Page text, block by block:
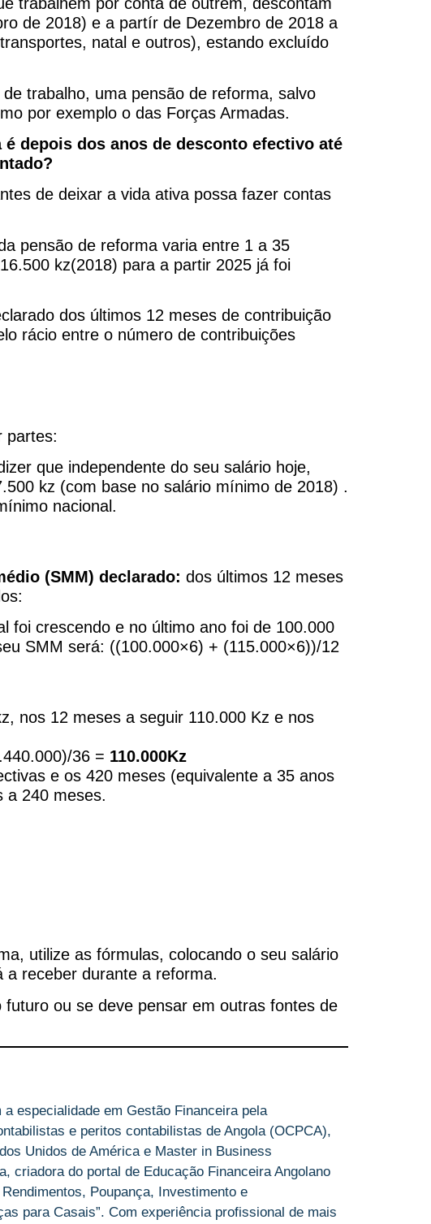
de 2018) e a partír de Dezembro de 2018 a
natal e outros), estando excluído
trabalho, uma pensão de reforma, salvo
por exemplo o das Forças Armadas.
depois dos anos de desconto efectivo até
de deixar a vida ativa possa fazer contas
pensão de reforma varia entre 1 a 35
kz(2018) para a partir 2025 já foi
dos últimos 12 meses de contribuição
rácio entre o número de contribuições
partes:
que independente do seu salário hoje,
kz (com base no salário mínimo de 2018) .
nacional.
(SMM) declarado: dos últimos 12 meses
foi crescendo e no último ano foi de 100.000
SMM será: ((100.000×6) + (115.000×6))/12
nos 12 meses a seguir 110.000 Kz e nos
36 = 110.000Kz
e os 420 meses (equivalente a 35 anos
a 240 meses.
utilize as fórmulas, colocando o seu salário
a receber durante a reforma.
ou se deve pensar em outras fontes de
especialidade em Gestão Financeira pela
e peritos contabilistas de Angola (OCPCA),
Unidos de América e Master in Business
criadora do portal de Educação Financeira Angolano
Poupança, Investimento e
para Casais”. Com experiência profissional de mais